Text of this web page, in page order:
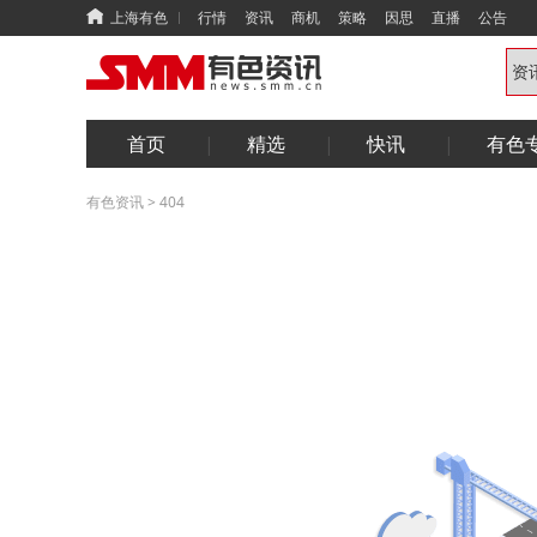
上海有色 行情 资讯 商机 策略 因思 直播 公告
首页 精选 快讯 有色
有色资讯> 404